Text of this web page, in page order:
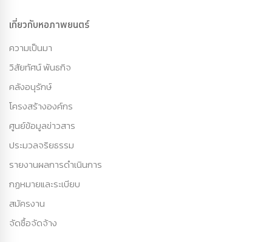
เกี่ยวกับหอภาพยนตร์
ความเป็นมา
วิสัยทัศน์ พันธกิจ
คลังอนุรักษ์
โครงสร้างองค์กร
ศูนย์ข้อมูลข่าวสาร
ประมวลจริยธรรม
รายงานผลการดำเนินการ
กฏหมายและระเบียบ
สมัครงาน
จัดซื้อจัดจ้าง